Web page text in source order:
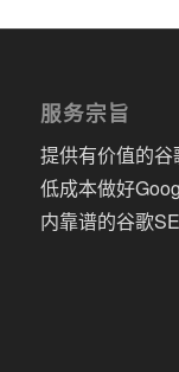
服务宗旨
提供有价值的
低成本做好
内靠谱的谷歌